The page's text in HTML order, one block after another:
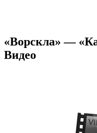
«Ворскла» —
Видео